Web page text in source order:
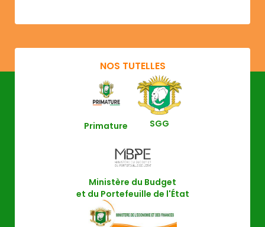
NOS TUTELLES
Primature SGG
Ministère du Budget
et du Portefeuille de l'État